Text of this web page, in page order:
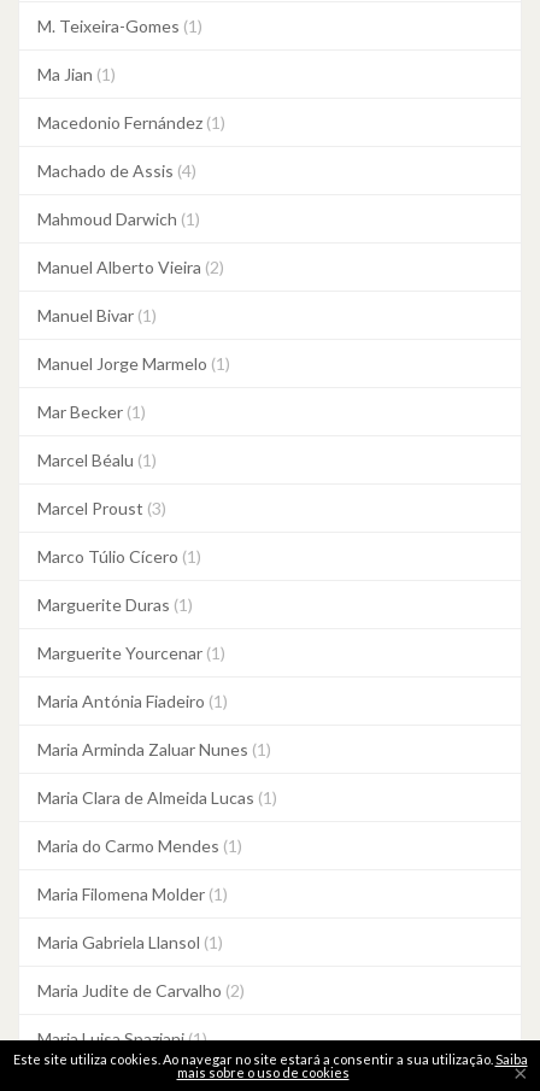
M. Teixeira-Gomes (1)
Ma Jian (1)
Macedonio Fernández (1)
Machado de Assis (4)
Mahmoud Darwich (1)
Manuel Alberto Vieira (2)
Manuel Bivar (1)
Manuel Jorge Marmelo (1)
Mar Becker (1)
Marcel Béalu (1)
Marcel Proust (3)
Marco Túlio Cícero (1)
Marguerite Duras (1)
Marguerite Yourcenar (1)
Maria Antónia Fiadeiro (1)
Maria Arminda Zaluar Nunes (1)
Maria Clara de Almeida Lucas (1)
Maria do Carmo Mendes (1)
Maria Filomena Molder (1)
Maria Gabriela Llansol (1)
Maria Judite de Carvalho (2)
Maria Luisa Spaziani(1)
Este site utiliza cookies. Ao navegar no site estará a consentir a sua utilização. Saiba
mais sobre o uso de cookies
×